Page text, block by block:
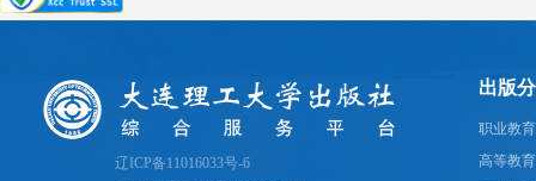
辽ICP备11016033号-6
出版
职业教
高等教